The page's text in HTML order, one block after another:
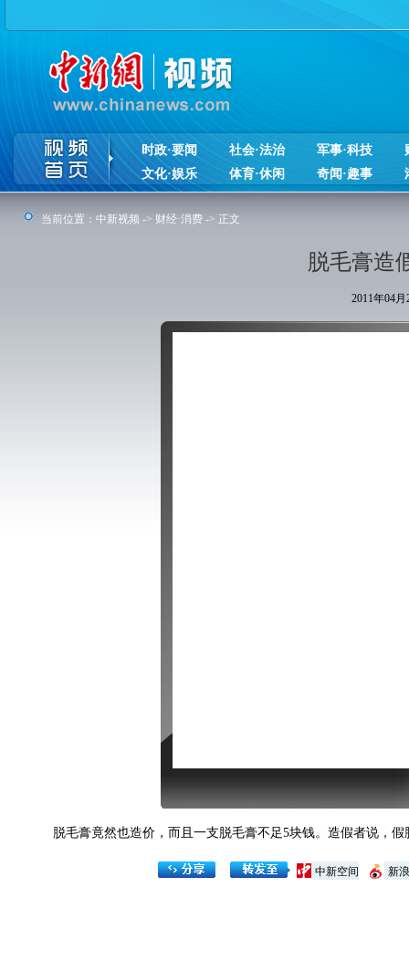
时政·要闻 社会·法治 军事·科技
文化·娱乐
体育·休闲 奇闻·趣事
当前位置： 中新视频 -> 财经·消费 -> 正文
脱毛膏造
2011年04
脱毛膏竟然也造价，而且一支脱毛膏不足5块钱。造假者说，假
新
中新空间